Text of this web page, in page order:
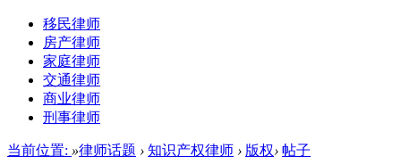
移民律师
房产律师
家庭律师
交通律师
商业律师
刑事律师
当前位置: »律师话题 › 知识产权律师 › 版权› 帖子